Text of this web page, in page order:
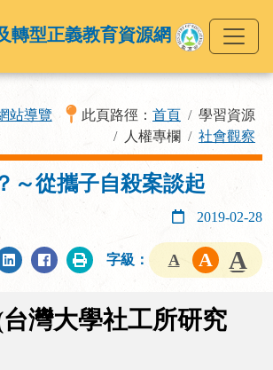
轉型正義教育資源網
站導覽 此頁路徑： 首頁
學習資源
人權專欄
社會觀察
～從攜子自殺案談起
2019-02-28
字級：
灣大學社工所研究